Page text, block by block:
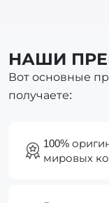
НАШИ
Вот основные
получаете:
100%
мировых